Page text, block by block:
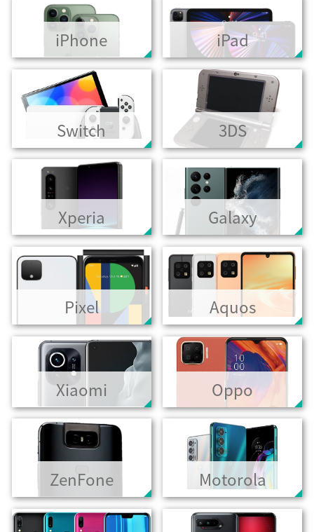
iPhone iPad
Switch 3DS
Xperia Galaxy
Pixel Aquos
Xiaomi Oppo
ZenFone Motorola